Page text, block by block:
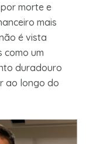
morte e
mais
é vista
como um
duradouro
ao longo do